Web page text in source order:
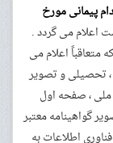
پیمانی مورخ
اعلام می گردد .
اعلام می
، تحصیلی و تصویر
، صفحه اول
به حساب ۹۸۰ خزانه ، ‌تصویر گواهینامه معتبر
اطلاعات به